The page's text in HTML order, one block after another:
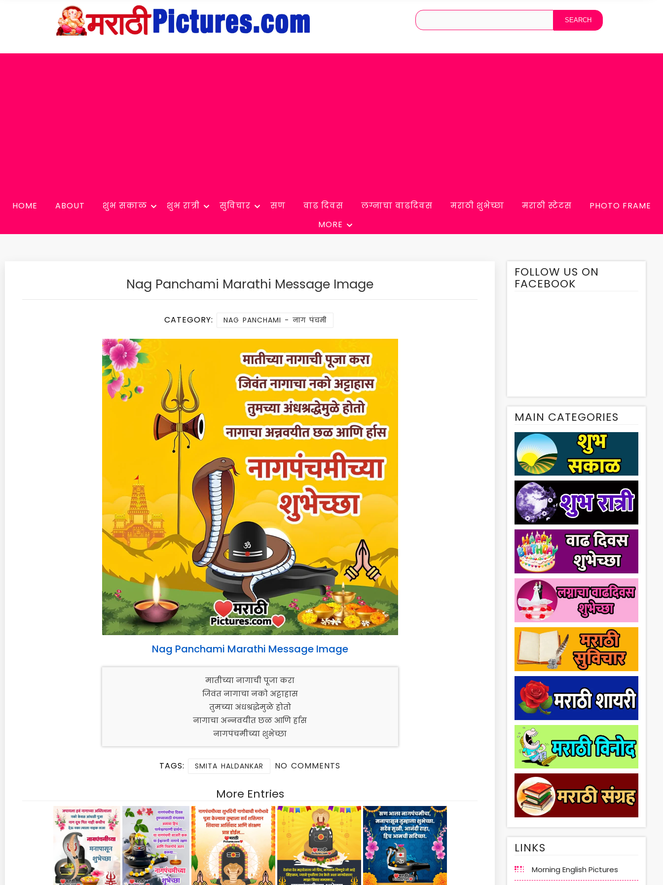
HOME ABOUT शुभ सकाळ शुभ रात्री सुविचार सण वाढ दिवस लग्नाचा वाढदिवस मराठी शुभेच्छा मराठी स्टेटस
PHOTO FRAME
MORE
Nag Panchami Marathi Message Image
CATEGORY: NAG PANCHAMI - नाग पंचमी
Nag Panchami Marathi Message Image
मातीच्या नागाची पूजा करा
जिवंत नागाचा नको अट्टाहास
तुमच्या अंधश्रद्धेमुळे होतो
नागाचा अन्नवयीत छळ आणि र्हास
नागपंचमीच्या शुभेच्छा
TAGS: SMITA HALDANKAR NO COMMENTS
More Entries
FOLLOW US ON
FACEBOOK
MAIN CATEGORIES
LINKS
Morning English Pictures